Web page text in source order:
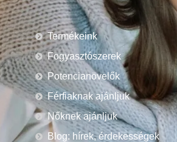
Termékeink
Fogyasztószerek
Potencianövelők
Férfiaknak ajánljuk
Nőknek ajánljuk
Blog: hírek, érdekességek